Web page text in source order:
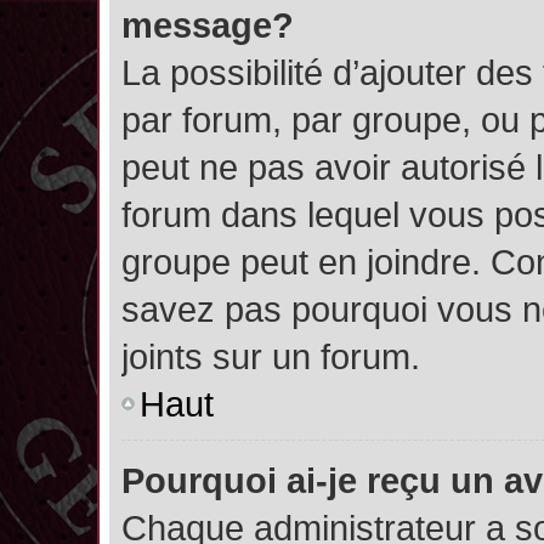
message?
La possibilité d’ajouter
par forum, par groupe, ou
peut ne pas avoir autorisé
forum dans lequel vous
groupe peut en joindre.
savez pas pourquoi vous
joints sur un forum.
Haut
Pourquoi ai-je reçu un
Chaque administrateur a